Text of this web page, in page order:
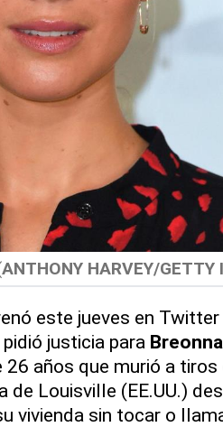
ANTHONY HARVEY/GETTY
este jueves en Twitter
justicia para
años que murió a tiros
de Louisville (EE.UU.)
vivienda sin tocar o